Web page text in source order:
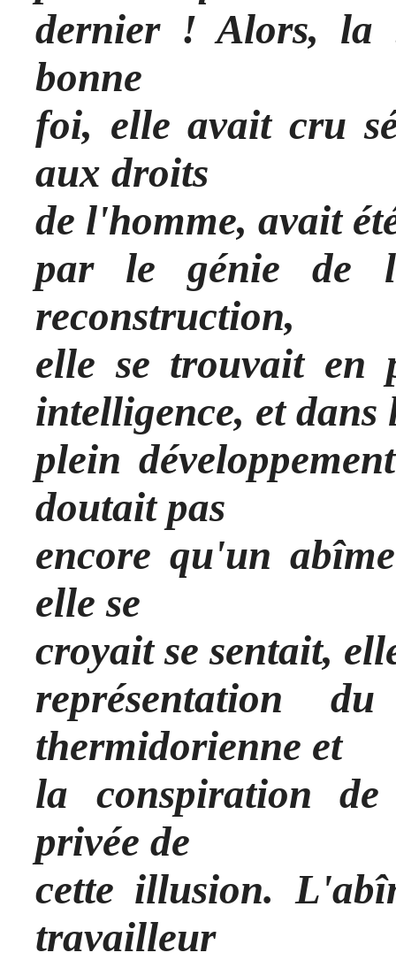
dernier ! Alors, la
bonne
foi, elle avait cru
aux droits
de l'homme, avait
par le génie de
reconstruction,
elle se trouvait en
intelligence, et dans
plein
doutait pas
encore qu'un
elle se
croyait se sentait,
représentation
thermidorienne et
la conspiration
privée de
cette illusion.
travailleur